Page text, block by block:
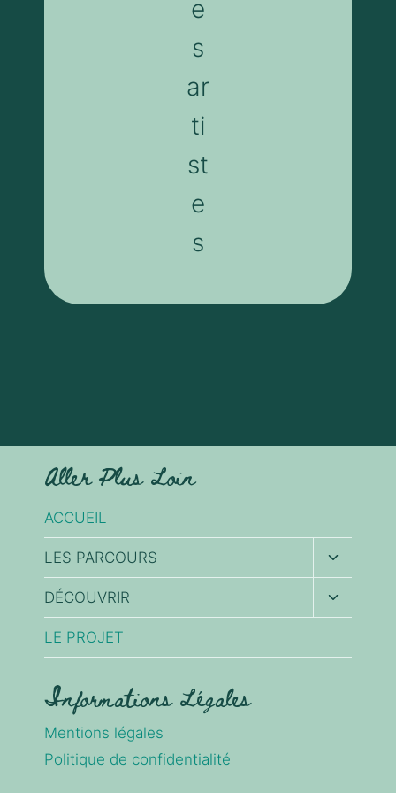
e
s
ar
ti
st
e
s
Aller Plus Loin
ACCUEIL
LES PARCOURS
Ouvrir/
le
menu
DÉCOUVRIR
Ouvrir/
le
LE PROJET
Informations Légales
Mentions légales
Politique de confidentialité